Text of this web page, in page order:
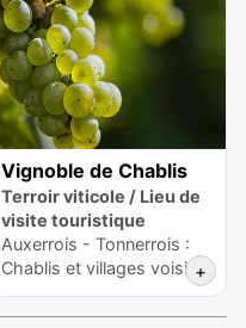
Vignoble de Chablis
Terroir viticole / Lieu de
visite touristique
Auxerrois - Tonnerrois :
Chablis et villages voisins
+